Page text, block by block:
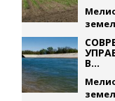
В...